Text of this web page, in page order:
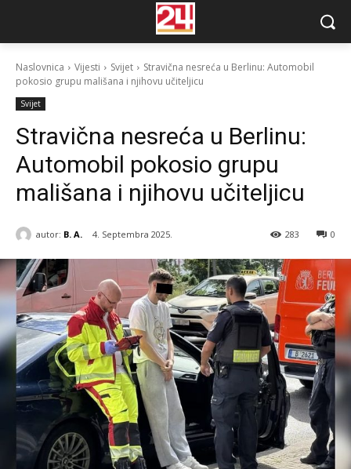
Naslovnica Vijesti Svijet
Stravična nesreća u Berlinu: Automobil
pokosio grupu mališana i njihovu učiteljicu
Svijet
Stravična nesreća u Berlinu:
Automobil pokosio grupu
mališana i njihovu učiteljicu
autor: B. A. 4. Septembra 2025. 0
283